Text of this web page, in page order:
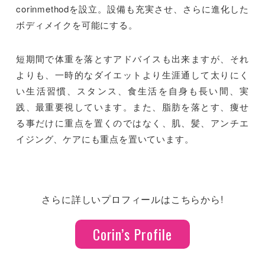
corinmethodを設立。設備も充実させ、さらに進化した
ボディメイクを可能にする。
短期間で体重を落とすアドバイスも出来ますが、それ
よりも、一時的なダイエットより生涯通して太りにく
い生活習慣、スタンス、食生活を自身も長い間、実
践、最重要視しています。また、脂肪を落とす、痩せ
る事だけに重点を置くのではなく、肌、髪、アンチエ
イジング、ケアにも重点を置いています。
さらに詳しいプロフィールはこちらから!
Corin’s Profile